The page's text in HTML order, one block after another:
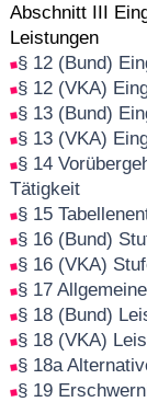
Abschnitt III
Leistungen
§ 12 (Bund)
§ 12 (VKA)
§ 13 (Bund)
§ 13 (VKA)
§ 14
Tätigkeit
§ 15
§ 16 (Bund)
§ 16 (VKA)
§ 17
§ 18 (Bund)
§ 18 (VKA)
§ 18a
§ 19